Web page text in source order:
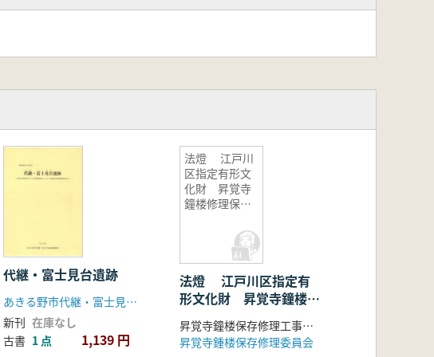
代継・富士見台遺跡
あきる野市代継・富士見台遺跡調査会
新刊 在庫なし
古書 1 点 1,139 円
法燈 江戸川
区指定有形文
化財 昇覚寺
鐘楼修理保
法燈 江戸川区指定有
形文化財 昇覚寺鐘楼修
理保存・発掘調査報告 昇覚寺鐘楼保存修理工事報告書編集委員会
昇覚寺鍾楼保存修理委員会